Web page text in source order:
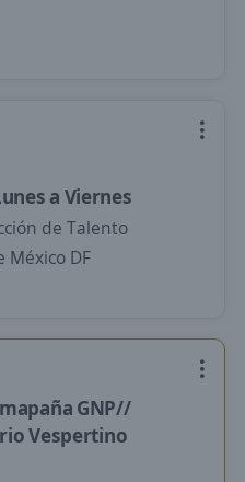
a Viernes
de Talento
México DF
GNP//
Vespertino